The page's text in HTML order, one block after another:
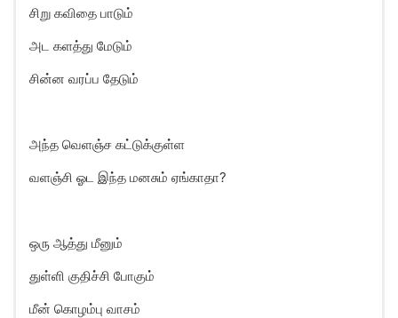
சிறு கவிதை பாடும்
அட களத்து மேடும்
சின்ன வரப்ப தேடும்
அந்த வெளஞ்ச கட்டுக்குள்ள
வளஞ்சி ஓட இந்த மனசும் ஏங்காதா?
ஒரு ஆத்து மீனும்
துள்ளி குதிச்சி போகும்
மீன் கொழம்பு வாசம்